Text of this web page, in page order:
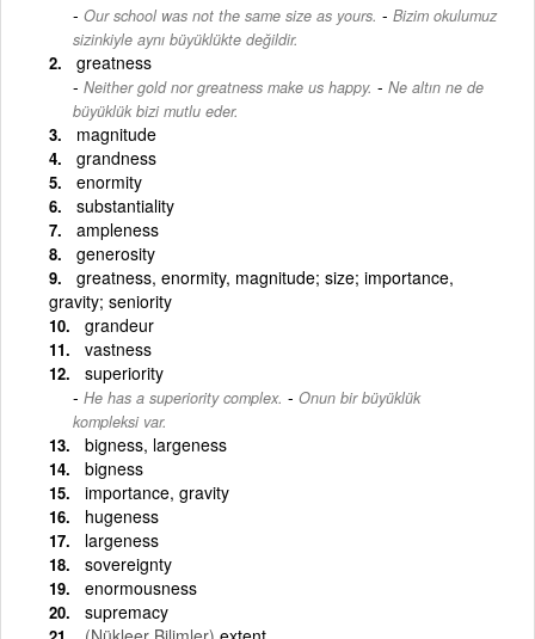
Our school was not the same size as yours. - Bizim okulumuz
sizinkiyle aynı büyüklükte değildir.
greatness
Neither gold nor greatness make us happy. - Ne altın ne de
büyüklük bizi mutlu eder.
magnitude
grandness
enormity
substantiality
ampleness
generosity
greatness, enormity, magnitude; size; importance,
gravity; seniority
grandeur
vastness
superiority
He has a superiority complex. - Onun bir büyüklük
kompleksi var.
bigness, largeness
bigness
importance, gravity
hugeness
largeness
sovereignty
enormousness
supremacy